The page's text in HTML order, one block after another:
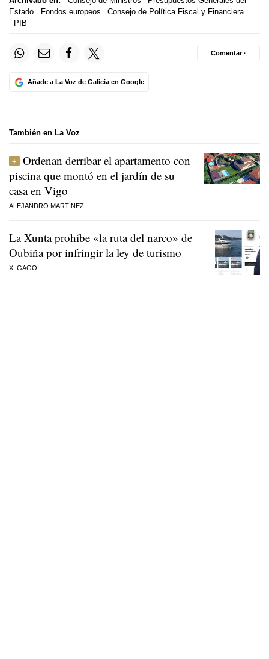
Estado
Fondos europeos
Consejo de Política Fiscal y Financiera
PIB
Añade a La Voz de Galicia en Google
Comentar ·
También en La Voz
Ordenan derribar el apartamento con
piscina que montó en el jardín de su
casa en Vigo
ALEJANDRO MARTÍNEZ
La Xunta prohíbe «la ruta del narco» de
Oubiña por infringir la ley de turismo
X. GAGO